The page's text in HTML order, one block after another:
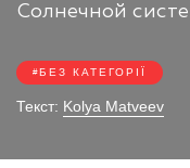
Солнечной
БЕЗ КАТЕГОРІЇ
Текст: Kolya Matveev